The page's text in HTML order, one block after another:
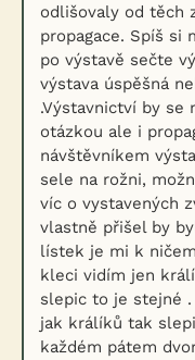
odlišovaly od těch
propagace. Spíš si
po výstavě sečte
výstava úspěšná
.Výstavnictví by
otázkou ale i
návštěvníkem
sele na rožni,
víc o vystavených
vlastně přišel by
lístek je mi k
kleci vidím jen
slepic to je stejné .
jak králíků tak
každém pátem